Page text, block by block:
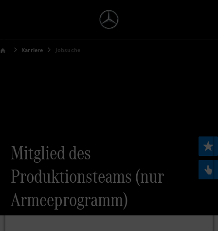
Karriere Jobsuche
Mitglied des
Produktionsteams (nur
Armeeprogramm)